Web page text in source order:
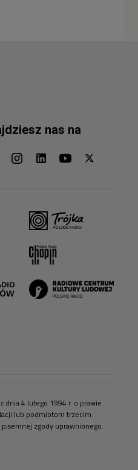
nas na
dnia 4 lutego 1994 r. o prawie
lub podmiotom trzecim.
zgody uprawnionego.